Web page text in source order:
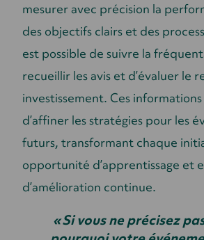
mesurer avec précision la
des objectifs clairs et des
est possible de suivre la
recueillir les avis et d’évaluer le
investissement. Ces
d’affiner les stratégies pour les
futurs, transformant chaque
opportunité d’apprentissage et
d’amélioration continue.
« Si vous ne précisez